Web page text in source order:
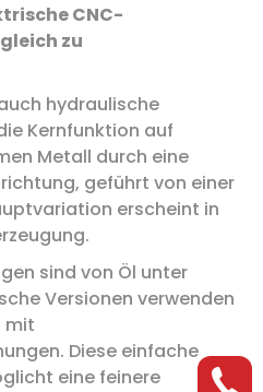
CNC-
zu
hydraulische
Kernfunktion auf
Metall durch eine
geführt von einer
erscheint in
sind von Öl unter
Versionen verwenden
mit
Diese einfache
eine feinere